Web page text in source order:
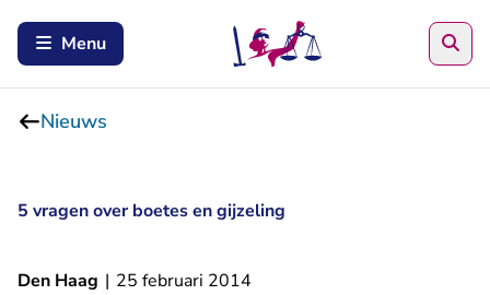
Menu
Nieuws
5 vragen over boetes en gijzeling
Den Haag | 25 februari 2014